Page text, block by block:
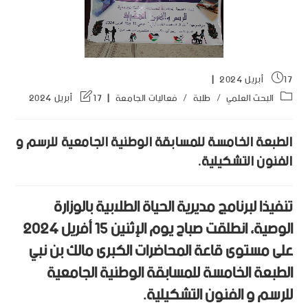
17 أبريل 2024
البحث العلمي / طلبة / فعاليات الجامعة 17 أبريل 2024
الطبعة الخامسة للمسابقة الوطنية الجامعية للرسم و
الفنون التشكيلية.
تنفيذا لبرنامج مديرية الحياة الطلابية بالوزارة
الوصية، انطلقت صباح يوم الإثنين 15 أفريل 2024
على مستوى قاعة المحاضرات الكبرى مالك بن نبي
الطبعة الخامسة للمسابقة الوطنية الجامعية
للرسم و الفنون التشكيلية.